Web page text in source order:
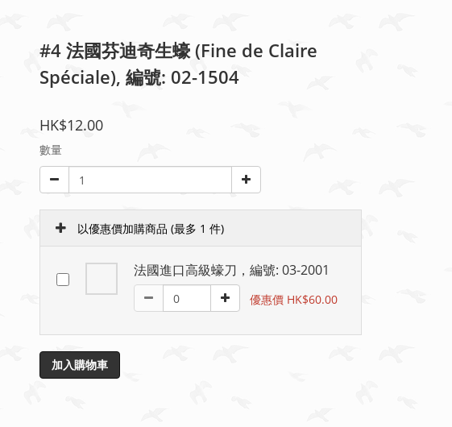
#4 法國芬迪奇生蠔 (Fine de Claire
Spéciale), 編號: 02-1504
HK$12.00
數量
以優惠價加購商品 (最多 1 件)
法國進口高級蠔刀，編號: 03-2001
優惠價 HK$60.00
加入購物車